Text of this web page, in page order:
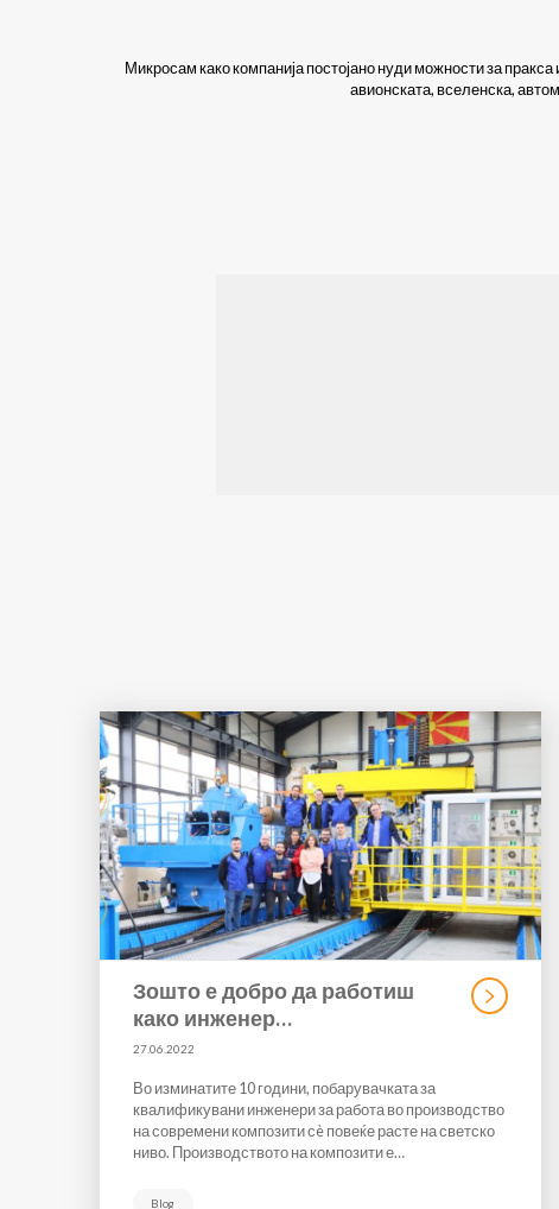
Микросам како компанија постојано нуди можности за
авионската, вселенска,
Зошто е добро да работиш
како инженер…
27.06.2022
Во изминатите 10 години, побарувачката за
квалификувани инженери за работа во производство
на современи композити сè повеќе расте на светско
ниво. Производството на композити е…
Blog